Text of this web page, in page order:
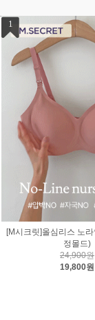
1
[M시크릿]올심리스 노
정몰드)
24,900원
19,800원